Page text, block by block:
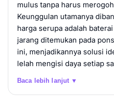
mulus tanpa harus
Keunggulan utamanya
harga serupa adalah
jarang ditemukan pada
ini, menjadikannya solusi
lelah mengisi daya setiap
Baca lebih lanjut ▼